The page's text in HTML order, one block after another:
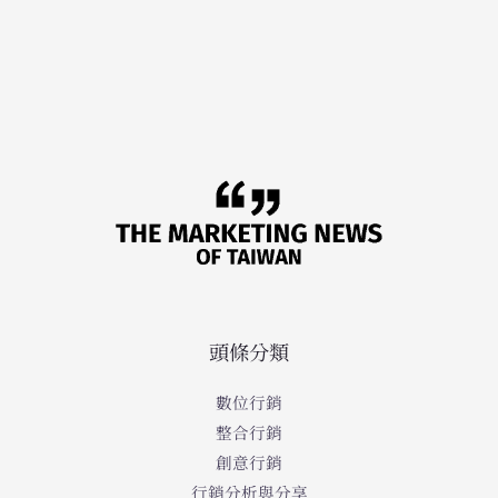
頭條分類
數位行銷
整合行銷
創意行銷
行銷分析與分享